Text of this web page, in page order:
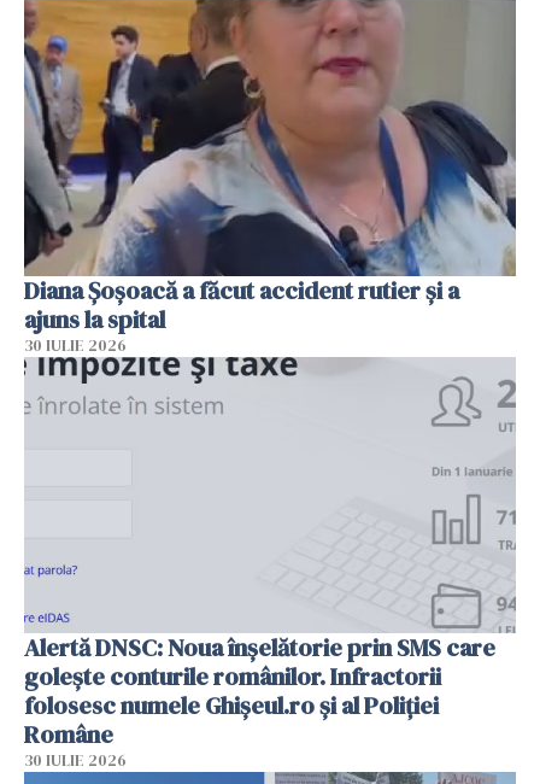
Diana Șoșoacă a făcut accident rutier și a
ajuns la spital
30 IULIE 2026
Alertă DNSC: Noua înșelătorie prin SMS care
golește conturile românilor. Infractorii
folosesc numele Ghișeul.ro și al Poliției
Române
30 IULIE 2026